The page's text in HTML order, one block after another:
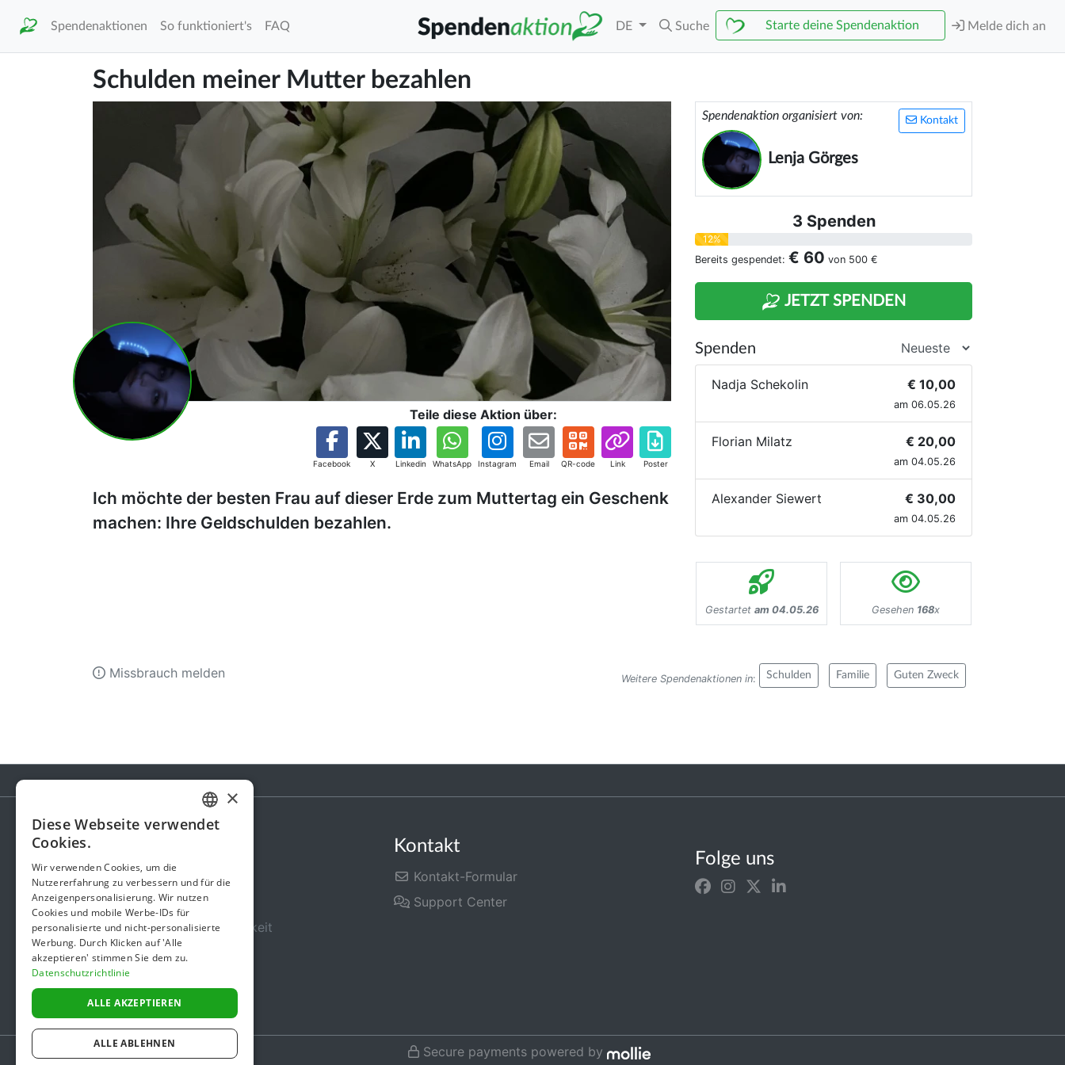
Spendenaktionen So funktioniert's FAQ DE Suche Starte deine Spendenaktion Melde dich an
Schulden meiner Mutter bezahlen
Teile diese Aktion über:
Facebook X Linkedin WhatsApp Instagram Email QR-code Link Poster
Ich möchte der besten Frau auf dieser Erde zum Muttertag ein Geschenk
machen: Ihre Geldschulden bezahlen.
Kontakt
Spendenaktion organisiert von:
Lenja Görges
3 Spenden
12%
Bereits gespendet: € 60 von 500 €
JETZT SPENDEN
Spenden
Nadja Schekolin € 10,00
am 06.05.26
Florian Milatz € 20,00
am 04.05.26
Alexander Siewert € 30,00
am 04.05.26
Gestartet am 04.05.26 Gesehen 168x
Weitere Spendenaktionen in: Schulden Familie Guten Zweck
Missbrauch melden
Gebühren
Über uns
Sicherheit und Zuverlässigkeit
Nutzungsbedingungen
Datenschutz
Impressum
Kontakt
Kontakt-Formular
Support Center
Folge uns
Secure payments powered by
GERMAN
×
Diese Webseite verwendet
Cookies.
Wir verwenden Cookies, um die
Nutzererfahrung zu verbessern und für die
Anzeigenpersonalisierung. Wir nutzen
Cookies und mobile Werbe-IDs für
personalisierte und nicht-personalisierte
Werbung. Durch Klicken auf 'Alle
akzeptieren' stimmen Sie dem zu.
Datenschutzrichtlinie
ALLE AKZEPTIEREN
ALLE ABLEHNEN